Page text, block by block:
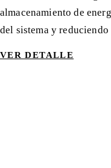
almacenamiento de
del sistema y
VER DETALLE